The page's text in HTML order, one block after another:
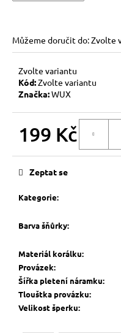
Můžeme doručit do:Zvolte
Zvolte variantu
Kód:Zvolte variantu
Značka:WUX
199 Kč
Kategorie:
Barva šňůrky:
Materiál korálku:
Provázek:
Šířka pletení náramku:
Tlouštka provázku:
Velikost šperku:
Zeptat se